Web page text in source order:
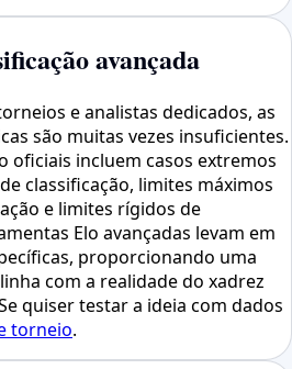
avançada
e analistas dedicados, as
são muitas vezes insuficientes.
oficiais incluem casos extremos
classificação, limites máximos
e limites rígidos de
Elo avançadas levam em
proporcionando uma
com a realidade do xadrez
quiser testar a ideia com dados
torneio.